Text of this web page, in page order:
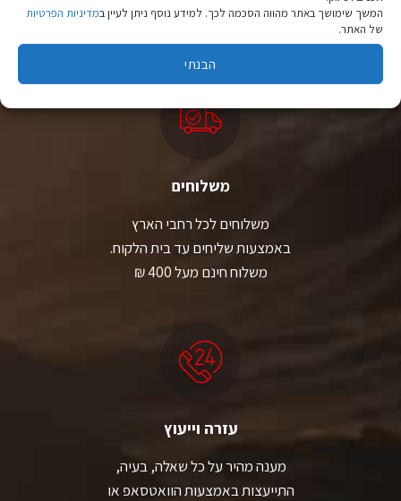
המשך שימושך באתר מהווה הסכמה לכך. למידע נוסף ניתן לעיין במדיניות הפרטיות
של האתר.
הבנתי
יבוא ישיר לצד מותגים מובילים במחירים ללא תחרות.
משלוחים
משלוחים לכל רחבי הארץ
באמצעות שליחים עד בית הלקוח.
משלוח חינם מעל 400 ₪
עזרה וייעוץ
מענה מהיר על כל שאלה, בעיה,
התייעצות באמצעות הוואטסאפ או